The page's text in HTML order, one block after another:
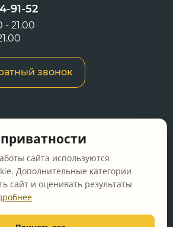
91-52
- 21.00
звонок
характер и не
офертой, определяемой
Статьи 437 ГК РФ.
заказа уточняйте
у менеджера по телефону.
сайта используются
Дополнительные категории
сайт и оценивать результаты